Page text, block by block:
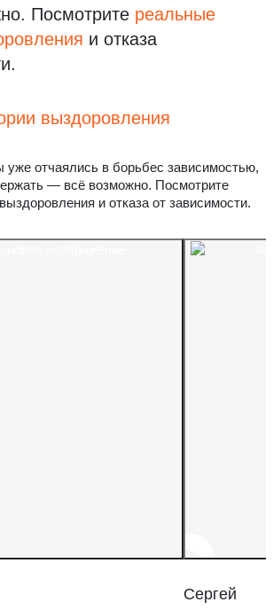
Посмотрите реальные
и отказа
выздоровления
уже отчаялись в борьбес зависимостью,
— всё возможно. Посмотрите
и отказа от зависимости.
Сергей